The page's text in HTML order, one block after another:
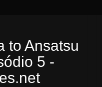
to Ansatsu
5 -